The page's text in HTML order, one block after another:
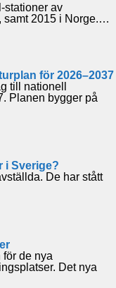
stationer av
samt 2015 i Norge.…
för 2026–2037
till nationell
Planen bygger på
i Sverige?
De har stått
de nya
Det nya